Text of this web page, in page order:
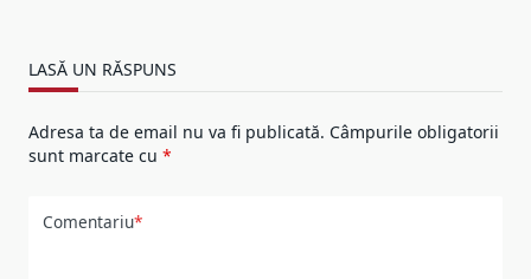
LASĂ UN RĂSPUNS
Adresa ta de email nu va fi publicată. Câmpurile obligatorii
sunt marcate cu *
Comentariu*